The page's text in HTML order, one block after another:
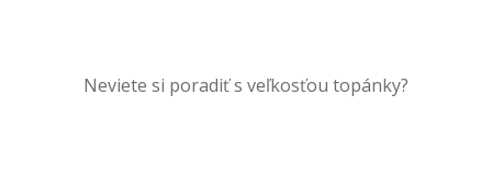
Neviete si poradiť s veľkosťou topánky?